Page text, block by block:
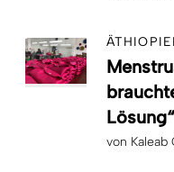
Lösung“
von Kaleab